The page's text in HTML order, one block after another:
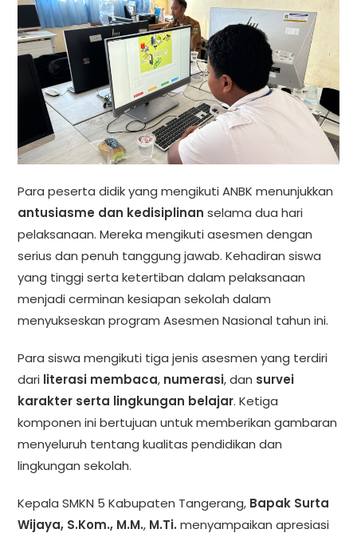
Para peserta didik yang mengikuti ANBK menunjukkan
antusiasme dan kedisiplinan selama dua hari
pelaksanaan. Mereka mengikuti asesmen dengan
serius dan penuh tanggung jawab. Kehadiran siswa
yang tinggi serta ketertiban dalam pelaksanaan
menjadi cerminan kesiapan sekolah dalam
menyukseskan program Asesmen Nasional tahun ini.
Para siswa mengikuti tiga jenis asesmen yang terdiri
dari literasi membaca, numerasi, dan survei
karakter serta lingkungan belajar. Ketiga
komponen ini bertujuan untuk memberikan gambaran
menyeluruh tentang kualitas pendidikan dan
lingkungan sekolah.
Kepala SMKN 5 Kabupaten Tangerang, Bapak Surta
Wijaya, S.Kom., M.M., M.Ti. menyampaikan apresiasi